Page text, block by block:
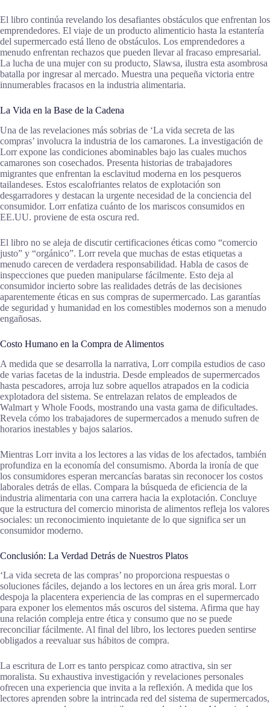
El libro continúa revelando los desafiantes obstáculos que enfrentan los
emprendedores. El viaje de un producto alimenticio hasta la estantería
del supermercado está lleno de obstáculos. Los emprendedores a
menudo enfrentan rechazos que pueden llevar al fracaso empresarial.
La lucha de una mujer con su producto, Slawsa, ilustra esta asombrosa
batalla por ingresar al mercado. Muestra una pequeña victoria entre
innumerables fracasos en la industria alimentaria.
La Vida en la Base de la Cadena
Una de las revelaciones más sobrias de ‘La vida secreta de las
compras’ involucra la industria de los camarones. La investigación de
Lorr expone las condiciones abominables bajo las cuales muchos
camarones son cosechados. Presenta historias de trabajadores
migrantes que enfrentan la esclavitud moderna en los pesqueros
tailandeses. Estos escalofriantes relatos de explotación son
desgarradores y destacan la urgente necesidad de la conciencia del
consumidor. Lorr enfatiza cuánto de los mariscos consumidos en
EE.UU. proviene de esta oscura red.
El libro no se aleja de discutir certificaciones éticas como “comercio
justo” y “orgánico”. Lorr revela que muchas de estas etiquetas a
menudo carecen de verdadera responsabilidad. Habla de casos de
inspecciones que pueden manipularse fácilmente. Esto deja al
consumidor incierto sobre las realidades detrás de las decisiones
aparentemente éticas en sus compras de supermercado. Las garantías
de seguridad y humanidad en los comestibles modernos son a menudo
engañosas.
Costo Humano en la Compra de Alimentos
A medida que se desarrolla la narrativa, Lorr compila estudios de caso
de varias facetas de la industria. Desde empleados de supermercados
hasta pescadores, arroja luz sobre aquellos atrapados en la codicia
explotadora del sistema. Se entrelazan relatos de empleados de
Walmart y Whole Foods, mostrando una vasta gama de dificultades.
Revela cómo los trabajadores de supermercados a menudo sufren de
horarios inestables y bajos salarios.
Mientras Lorr invita a los lectores a las vidas de los afectados, también
profundiza en la economía del consumismo. Aborda la ironía de que
los consumidores esperan mercancías baratas sin reconocer los costos
laborales detrás de ellas. Compara la búsqueda de eficiencia de la
industria alimentaria con una carrera hacia la explotación. Concluye
que la estructura del comercio minorista de alimentos refleja los valores
sociales: un reconocimiento inquietante de lo que significa ser un
consumidor moderno.
Conclusión: La Verdad Detrás de Nuestros Platos
‘La vida secreta de las compras’ no proporciona respuestas o
soluciones fáciles, dejando a los lectores en un área gris moral. Lorr
despoja la placentera experiencia de las compras en el supermercado
para exponer los elementos más oscuros del sistema. Afirma que hay
una relación compleja entre ética y consumo que no se puede
reconciliar fácilmente. Al final del libro, los lectores pueden sentirse
obligados a reevaluar sus hábitos de compra.
La escritura de Lorr es tanto perspicaz como atractiva, sin ser
moralista. Su exhaustiva investigación y revelaciones personales
ofrecen una experiencia que invita a la reflexión. A medida que los
lectores aprenden sobre la intrincada red del sistema de supermercados,